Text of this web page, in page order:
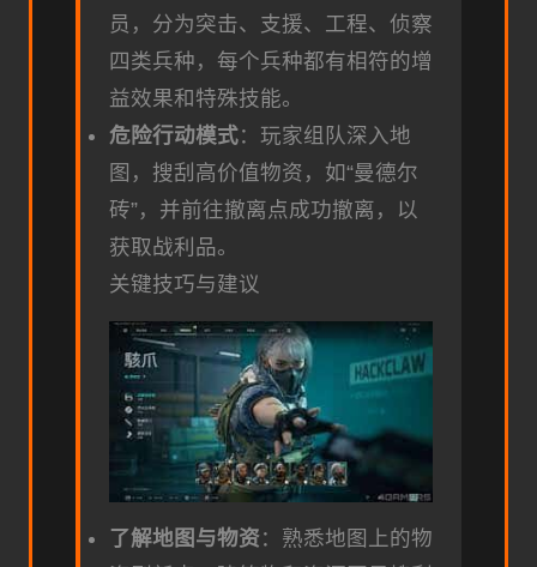
员，分为突击、支援、工程、侦察
四类兵种，每个兵种都有相符的增
益效果和特殊技能。
危险行动模式：玩家组队深入地
图，搜刮高价值物资，如“曼德尔
砖”，并前往撤离点成功撤离，以
获取战利品。
关键技巧与建议
了解地图与物资：熟悉地图上的物